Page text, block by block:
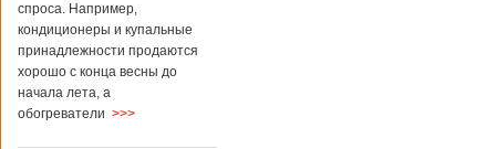
спроса. Например,
кондиционеры и купальные
принадлежности продаются
хорошо с конца весны до
начала лета, а
обогреватели >>>